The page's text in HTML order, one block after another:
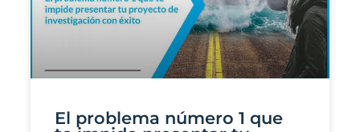
El problema número 1 que